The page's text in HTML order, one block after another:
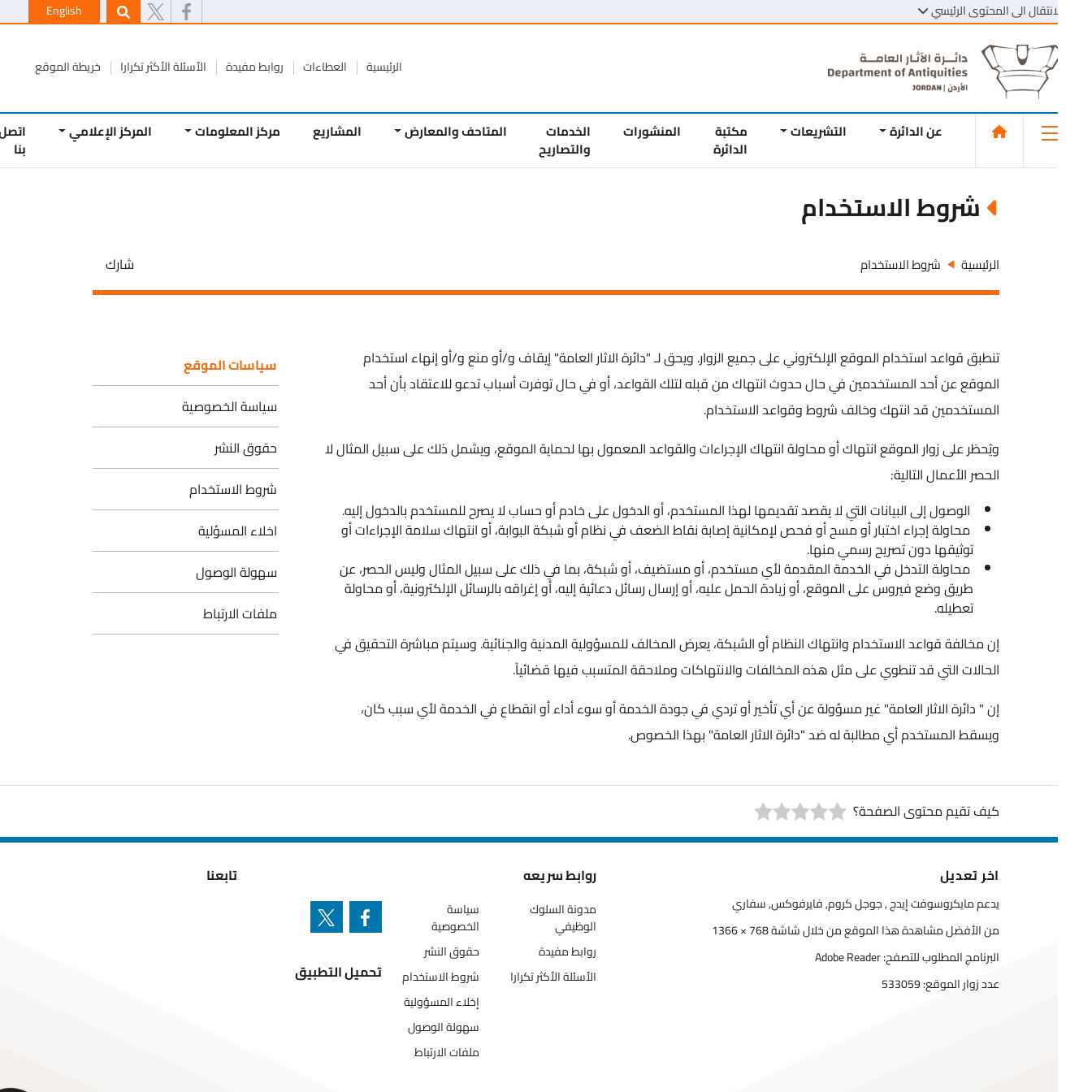
الى المحتوى الرئيسي English
الرئيسية العطاءات روابط مفيدة الأسئلة الأكثر تكرارا خريطة الموقع
عن الدائرة التشريعات مكتبة المنشورات الخدمات
والتصاريح
المتاحف والمعارض المشاريع مركز المعلومات المركز الإعلامي اتصل
شروط الاستخدام
الرئيسية شروط الاستخدام
تنطبق قواعد استخدام الموقع الإلكتروني على جميع الزوار. ويحق لـ "دائرة الاثار العامة" إيقاف و/أو منع و/أو إنهاء استخدام
الموقع عن أحد المستخدمين في حال حدوث انتهاك من قبله لتلك القواعد، أو في حال توفرت أسباب تدعو للاعتقاد بأن أحد
المستخدمين قد انتهك وخالف شروط وقواعد الاستخدام.
ويُحظر على زوار الموقع انتهاك أو محاولة انتهاك الإجراءات والقواعد المعمول بها لحماية الموقع، ويشمل ذلك على سبيل المثال لا
الحصر الأعمال التالية:
الوصول إلى البيانات التي لا يقصد تقديمها لهذا المستخدم، أو الدخول على خادم أو حساب لا يصرح للمستخدم بالدخول إليه.
محاولة إجراء اختبار أو مسح أو فحص لإمكانية إصابة نقاط الضعف في نظام أو شبكة البوابة، أو انتهاك سلامة الإجراءات أو
توثيقها دون تصريح رسمي منها.
محاولة التدخل في الخدمة المقدمة لأي مستخدم، أو مستضيف، أو شبكة، بما في ذلك على سبيل المثال وليس الحصر، عن
طريق وضع فيروس على الموقع، أو زيادة الحمل عليه، أو إرسال رسائل دعائية إليه، أو إغراقه بالرسائل الإلكترونية، أو محاولة
تعطيله.​​​​
إن مخالفة قواعد الاستخدام وانتهاك النظام أو الشبكة، يعرض المخالف للمسؤولية المدنية والجنائية. وسيتم مباشرة التحقيق في
الحالات التي قد تنطوي على مثل هذه المخالفات والانتهاكات وملاحقة المتسبب فيها قضائياً.
إن " دائرة الاثار العامة" غير مسؤولة عن أي تأخير أو تردي في جودة الخدمة أو سوء أداء أو انقطاع في الخدمة لأي سبب كان،
ويسقط المستخدم أي مطالبة له ضد "دائرة الاثار العامة" بهذا الخصوص.
سياسات الموقع
سياسة الخصوصية
حقوق النشر
شروط الاستخدام
اخلاء المسؤلية
سهولة الوصول
ملفات الارتباط
كيف تقيم محتوى الصفحة؟
اخر تعديل
يدعم مايكروسوفت إيدج , جوجل كروم, فايرفوكس, سفاري
من الأفضل مشاهدة هذا الموقع من خلال شاشة 768 × 1366
البرنامج المطلوب للتصفح: Adobe Reader
عدد زوار الموقع:533059
روابط سريعه
مدونة السلوك
الوظيفي
روابط مفيدة
الأسئلة الأكثر تكرارا
الخصوصية
حقوق النشر
شروط الاستخدام
إخلاء المسؤولية
سهولة الوصول
ملفات الارتباط
تحميل التطبيق